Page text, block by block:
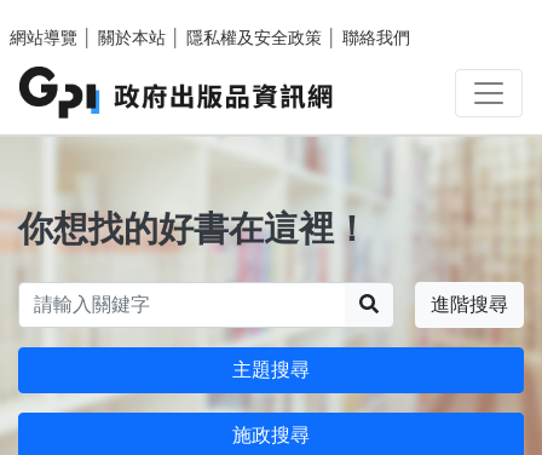
網站導覽
關於本站 隱私權及安全政策 聯絡我們
你想找的好書在這裡！
進階搜尋
主題搜尋
施政搜尋